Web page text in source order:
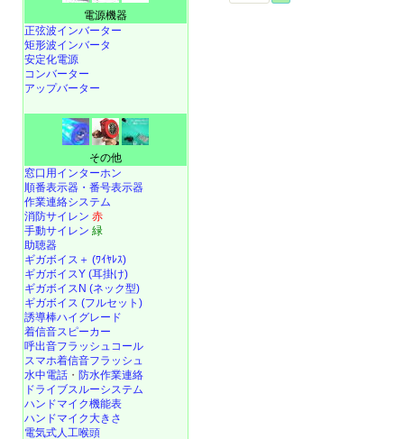
電源機器
正弦波インバーター
矩形波インバータ
安定化電源
コンバーター
アップバーター
その他
窓口用インターホン
順番表示器・番号表示器
作業連絡システム
消防サイレン 赤
手動サイレン 緑
助聴器
ギガボイス＋ (ﾜｲﾔﾚｽ)
ギガボイスY (耳掛け)
ギガボイスN (ネック型)
ギガボイス (フルセット)
誘導棒ハイグレード
着信音スピーカー
呼出音フラッシュコール
スマホ着信音フラッシュ
水中電話 ・ 防水作業連絡
ドライブスルーシステム
ハンドマイク機能表
ハンドマイク大きさ
電気式人工喉頭